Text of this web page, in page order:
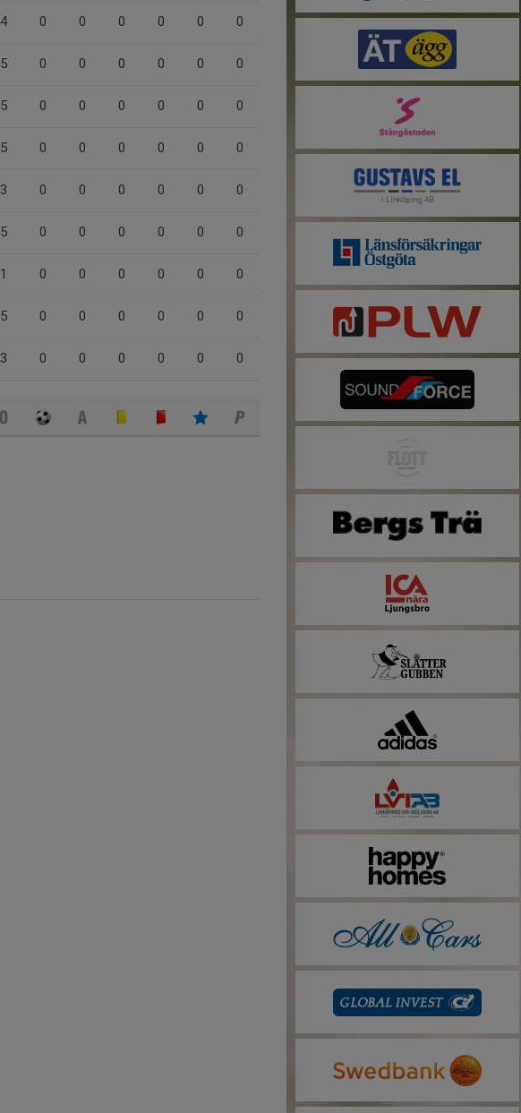
4 0 0 0 0 0 0
5 0 0 0 0 0 0
5 0 0 0 0 0 0
5 0 0 0 0 0 0
3 0 0 0 0 0 0
5 0 0 0 0 0 0
1 0 0 0 0 0 0
5 0 0 0 0 0 0
3 0 0 0 0 0 0